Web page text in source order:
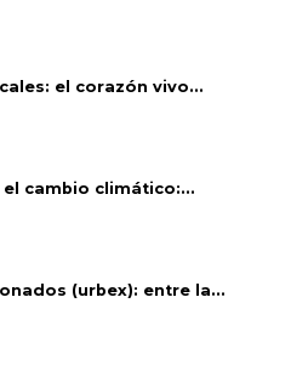
el corazón vivo...
cambio climático:...
(urbex): entre la...